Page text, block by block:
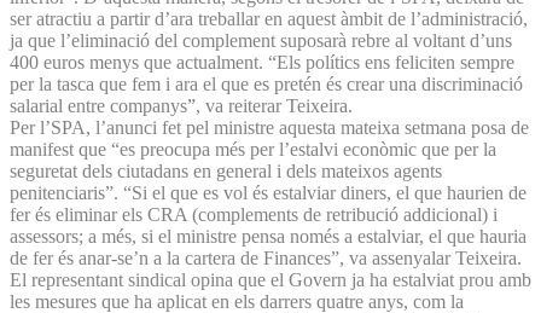
ser atractiu a partir d’ara treballar en aquest àmbit de l’administració,
ja que l’eliminació del complement suposarà rebre al voltant d’uns
400 euros menys que actualment. “Els polítics ens feliciten sempre
per la tasca que fem i ara el que es pretén és crear una discriminació
salarial entre companys”, va reiterar Teixeira.
Per l’SPA, l’anunci fet pel ministre aquesta mateixa setmana posa de
manifest que “es preocupa més per l’estalvi econòmic que per la
seguretat dels ciutadans en general i dels mateixos agents
penitenciaris”. “Si el que es vol és estalviar diners, el que haurien de
fer és eliminar els CRA (complements de retribució addicional) i
assessors; a més, si el ministre pensa només a estalviar, el que hauria
de fer és anar-se’n a la cartera de Finances”, va assenyalar Teixeira.
El representant sindical opina que el Govern ja ha estalviat prou amb
les mesures que ha aplicat en els darrers quatre anys, com la